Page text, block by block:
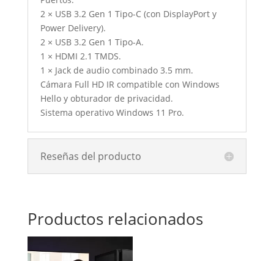
2 × USB 3.2 Gen 1 Tipo-C (con DisplayPort y
Power Delivery).
2 × USB 3.2 Gen 1 Tipo-A.
1 × HDMI 2.1 TMDS.
1 × Jack de audio combinado 3.5 mm.
Cámara Full HD IR compatible con Windows
Hello y obturador de privacidad.
Sistema operativo Windows 11 Pro.
Reseñas del producto
Productos relacionados